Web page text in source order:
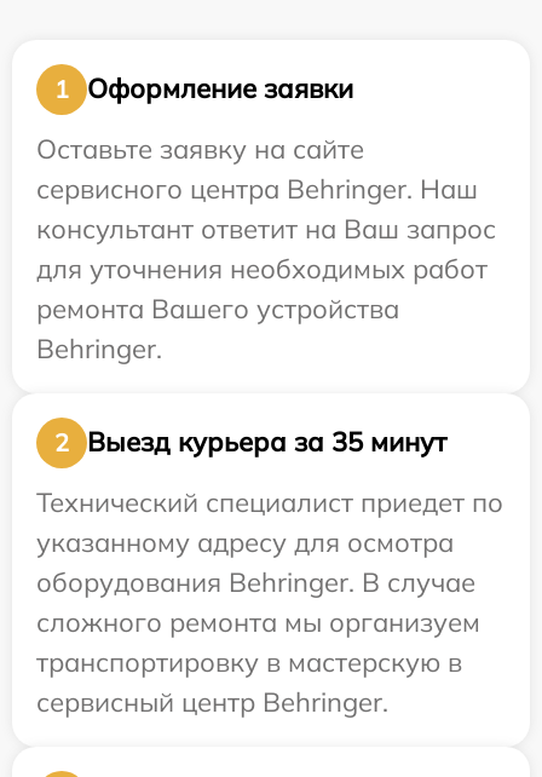
1
Оформление заявки
Оставьте заявку на сайте
сервисного центра Behringer. Наш
консультант ответит на Ваш запрос
для уточнения необходимых работ
ремонта Вашего устройства
Behringer.
2
Выезд курьера за 35 минут
Технический специалист приедет по
указанному адресу для осмотра
оборудования Behringer. В случае
сложного ремонта мы организуем
транспортировку в мастерскую в
сервисный центр Behringer.